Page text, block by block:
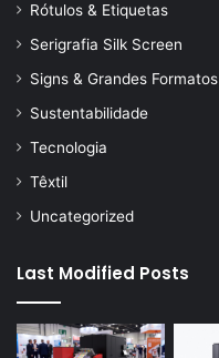
Rótulos & Etiquetas
Serigrafia Silk Screen
Signs & Grandes Formatos
Sustentabilidade
Tecnologia
Têxtil
Uncategorized
Last Modified Posts